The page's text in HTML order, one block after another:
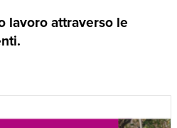
lavoro attraverso le